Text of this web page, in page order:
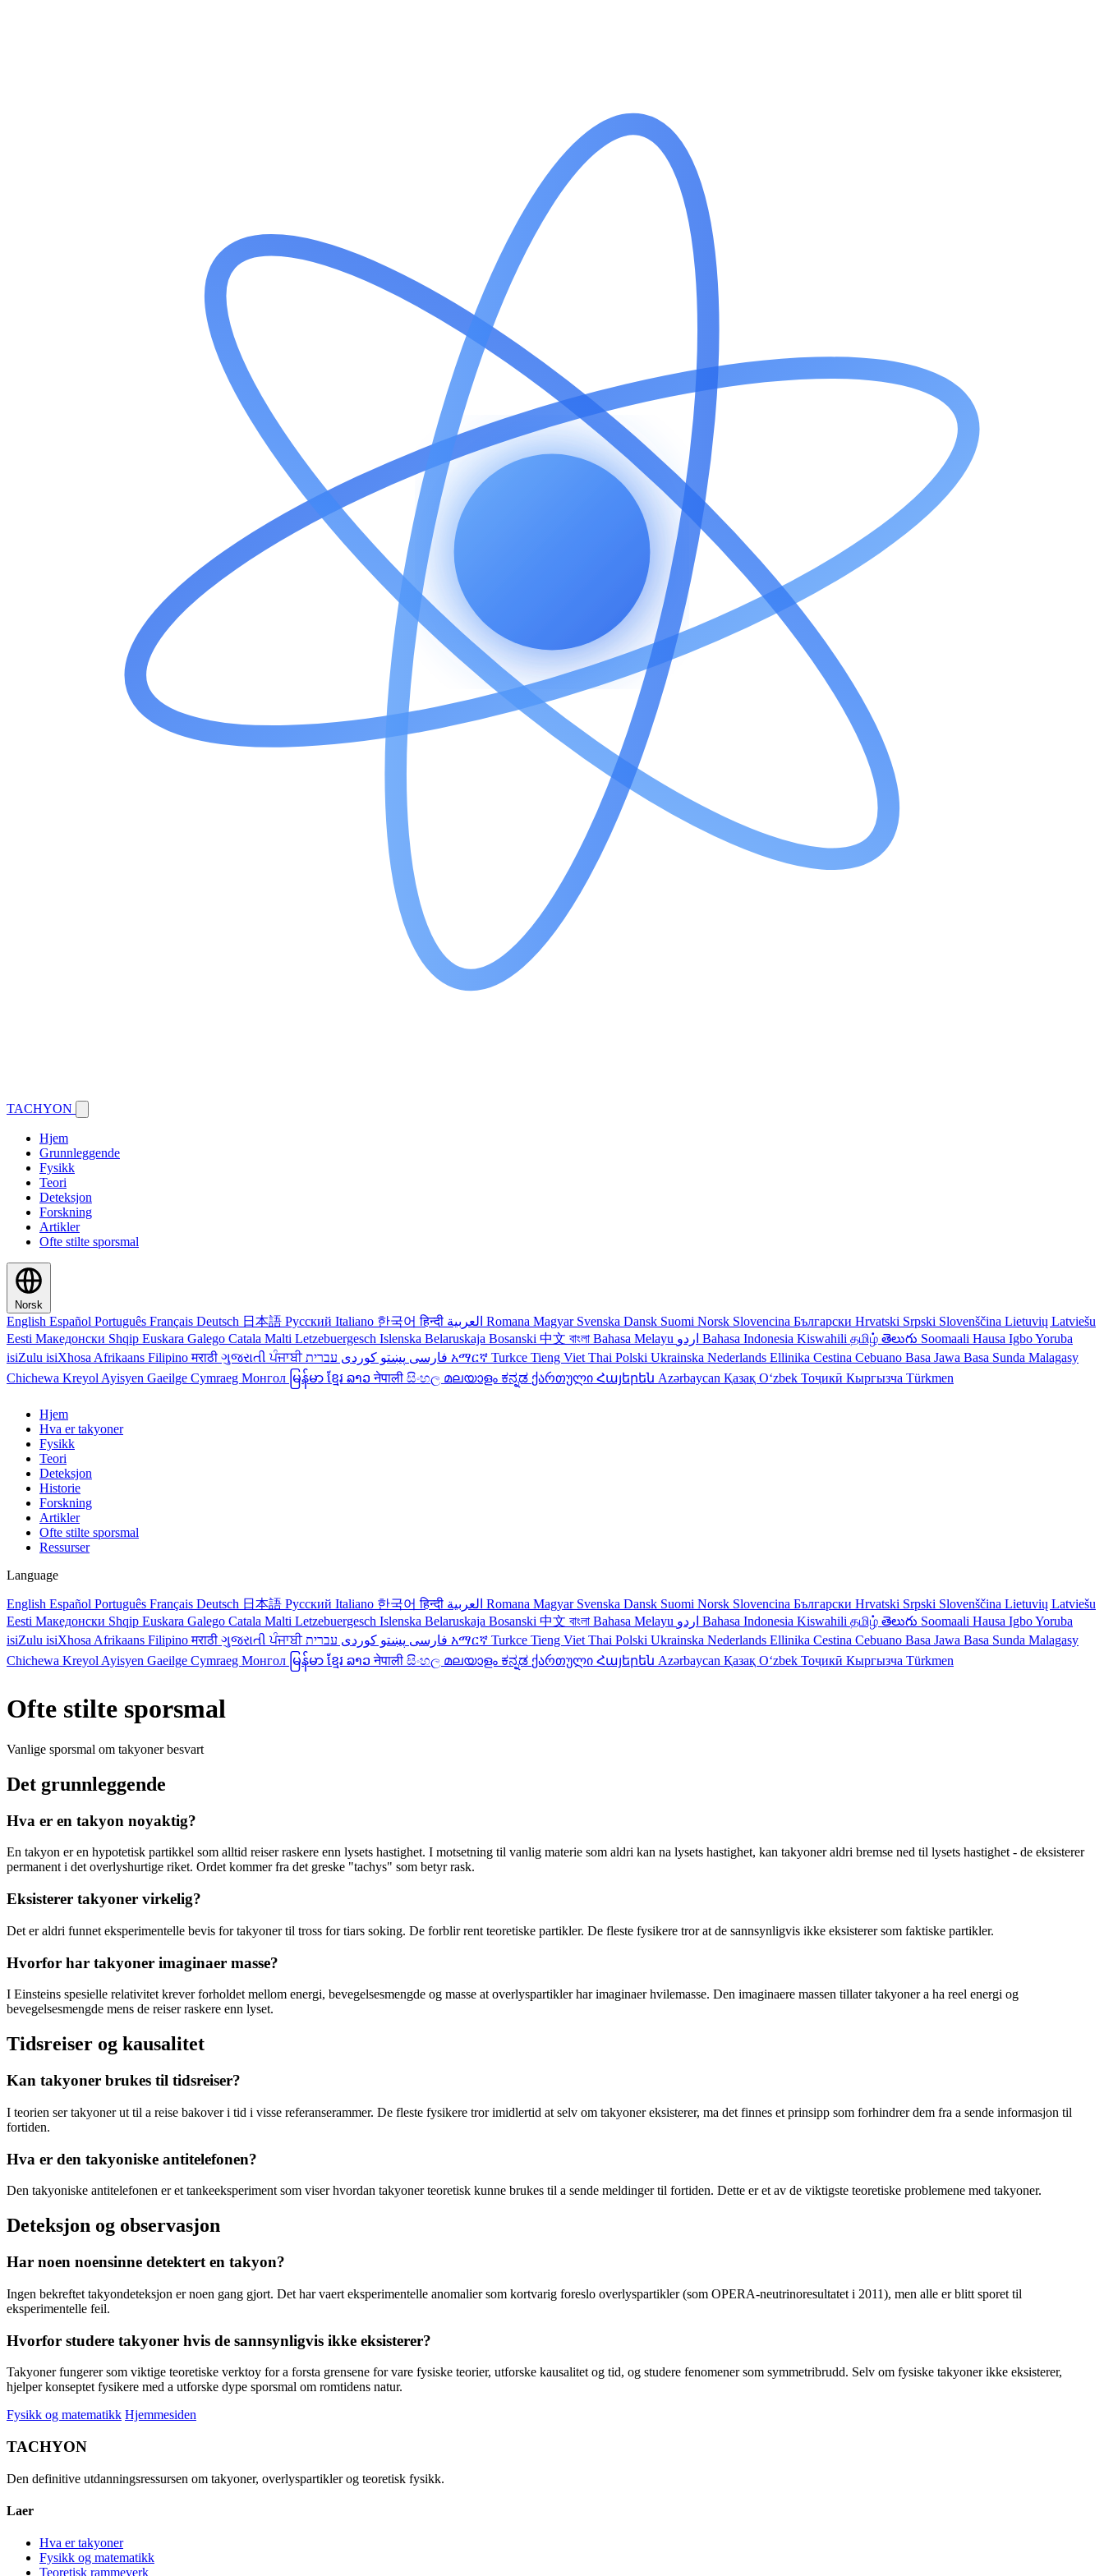
TACHYON
Hjem
Grunnleggende
Fysikk
Teori
Deteksjon
Forskning
Artikler
Ofte stilte sporsmal
Norsk
English Español Português Français Deutsch 日本語 Русский Italiano 한국어हिन्दी Romana Magyar Svenska Dansk Suomi Norsk Slovencina Български Hrvatski Srpski Slovenščina Lietuvių Latviešu
Eesti Македонски Shqip Euskara Galego Catala Malti Letzebuergesch Islenska Belaruskaja Bosanski 中文 বাংলা Bahasa Melayu Bahasa Indonesia Kiswahili தமிழ் తెలుగు Soomaali Hausa IgboYoruba
isiZulu isiXhosa Afrikaans Filipinoमराठी ગુજરાતીਪੰਜਾਬੀ فارسی پښتو کوردی አማርኛ Turkce Tieng Viet Thai Polski Ukrainska Nederlands Ellinika Cestina Cebuano Basa Jawa Basa Sunda Malagasy
Chichewa Kreyol Ayisyen Gaeilge Cymraeg Монгол မြန်မာ ខ្មែរ ລາວनेपाली සිංහල മലയാളം ಕನ್ನಡ ქართული Հայերեն Azərbaycan Қазақ Oʻzbek Тоҷикӣ Кыргызча Türkmen
Hjem
Hva er takyoner
Fysikk
Teori
Deteksjon
Historie
Forskning
Artikler
Ofte stilte sporsmal
Ressurser
Language
English Español Português Français Deutsch 日本語 Русский Italiano 한국어हिन्दी Romana Magyar Svenska Dansk Suomi Norsk Slovencina Български Hrvatski Srpski Slovenščina Lietuvių Latviešu
Eesti Македонски Shqip Euskara Galego Catala Malti Letzebuergesch Islenska Belaruskaja Bosanski 中文 বাংলা Bahasa Melayu Bahasa Indonesia Kiswahili தமிழ் తెలుగు Soomaali Hausa IgboYoruba
isiZulu isiXhosa Afrikaans Filipinoमराठी ગુજરાતીਪੰਜਾਬੀ فارسی پښتو کوردی አማርኛ Turkce Tieng Viet Thai Polski Ukrainska Nederlands Ellinika Cestina Cebuano Basa Jawa Basa Sunda Malagasy
Chichewa Kreyol Ayisyen Gaeilge Cymraeg Монгол မြန်မာ ខ្មែរ ລາວनेपाली සිංහල മലയാളം ಕನ್ನಡ ქართული Հայերեն Azərbaycan Қазақ Oʻzbek Тоҷикӣ Кыргызча Türkmen
Ofte stilte sporsmal
Vanlige sporsmal om takyoner besvart
Det grunnleggende
Hva er en takyon noyaktig?
En takyon er en hypotetisk partikkel som alltid reiser raskere enn lysets hastighet. I motsetning til vanlig materie som aldri kan na lysets hastighet, kan takyoner aldri bremse ned til lysets hastighet - de eksisterer
permanent i det overlyshurtige riket. Ordet kommer fra det greske "tachys" som betyr rask.
Eksisterer takyoner virkelig?
Det er aldri funnet eksperimentelle bevis for takyoner til tross for tiars soking. De forblir rent teoretiske partikler. De fleste fysikere tror at de sannsynligvis ikke eksisterer som faktiske partikler.
Hvorfor har takyoner imaginaer masse?
I Einsteins spesielle relativitet krever forholdet mellom energi, bevegelsesmengde og masse at overlyspartikler har imaginaer hvilemasse. Den imaginaere massen tillater takyoner a ha reel energi og
bevegelsesmengde mens de reiser raskere enn lyset.
Tidsreiser og kausalitet
Kan takyoner brukes til tidsreiser?
I teorien ser takyoner ut til a reise bakover i tid i visse referanserammer. De fleste fysikere tror imidlertid at selv om takyoner eksisterer, ma det finnes et prinsipp som forhindrer dem fra a sende informasjon til
fortiden.
Hva er den takyoniske antitelefonen?
Den takyoniske antitelefonen er et tankeeksperiment som viser hvordan takyoner teoretisk kunne brukes til a sende meldinger til fortiden. Dette er et av de viktigste teoretiske problemene med takyoner.
Deteksjon og observasjon
Har noen noensinne detektert en takyon?
Ingen bekreftet takyondeteksjon er noen gang gjort. Det har vaert eksperimentelle anomalier som kortvarig foreslo overlyspartikler (som OPERA-neutrinoresultatet i 2011), men alle er blitt sporet til
eksperimentelle feil.
Hvorfor studere takyoner hvis de sannsynligvis ikke eksisterer?
Takyoner fungerer som viktige teoretiske verktoy for a forsta grensene for vare fysiske teorier, utforske kausalitet og tid, og studere fenomener som symmetribrudd. Selv om fysiske takyoner ikke eksisterer,
hjelper konseptet fysikere med a utforske dype sporsmal om romtidens natur.
Fysikk og matematikk Hjemmesiden
TACHYON
Den definitive utdanningsressursen om takyoner, overlyspartikler og teoretisk fysikk.
Laer
Hva er takyoner
Fysikk og matematikk
Teoretisk rammeverk